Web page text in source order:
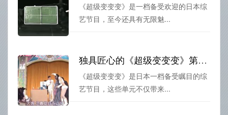
《超级变变变》是一档备受欢迎的日本综
艺节目，至今还具有无限魅...
独具匠心的《超级变变变》第52回
《超级变变变》是日本一档备受瞩目的综
艺节目，这些单元不仅带来...